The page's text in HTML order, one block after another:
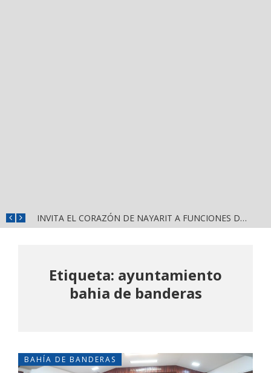
INVITA EL CORAZÓN DE NAYARIT A FUNCIONES DE CINE GRATUITAS EN LA CONCHA ACÚSTICA
Etiqueta: ayuntamiento
bahia de banderas
BAHÍA DE BANDERAS